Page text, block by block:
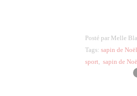
Posté par Melle
Tags: sapin de
sport, sapin de